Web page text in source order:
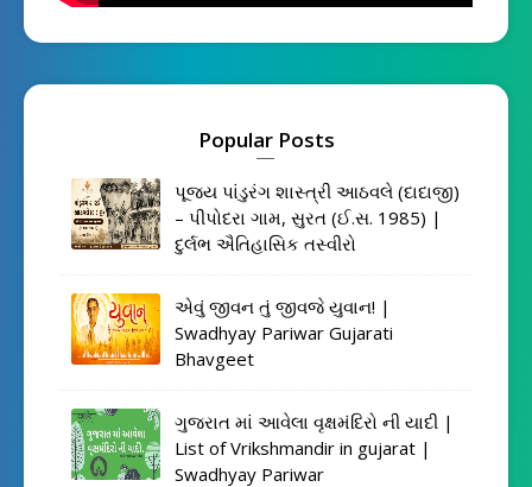
Popular Posts
પૂજ્ય પાંડુરંગ શાસ્ત્રી આઠવલે (દાદાજી)
– પીપોદરા ગામ, સુરત (ઈ.સ. 1985) |
દુર્લભ ઐતિહાસિક તસ્વીરો
એવું જીવન તું જીવજે યુવાન! |
Swadhyay Pariwar Gujarati
Bhavgeet
ગુજરાત માં આવેલા વૃક્ષમંદિરો ની યાદી |
List of Vrikshmandir in gujarat |
Swadhyay Pariwar